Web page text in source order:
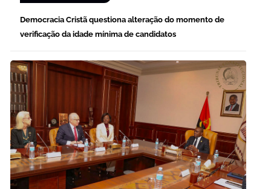
Democracia Cristã questiona alteração do momento de
verificação da idade mínima de candidatos